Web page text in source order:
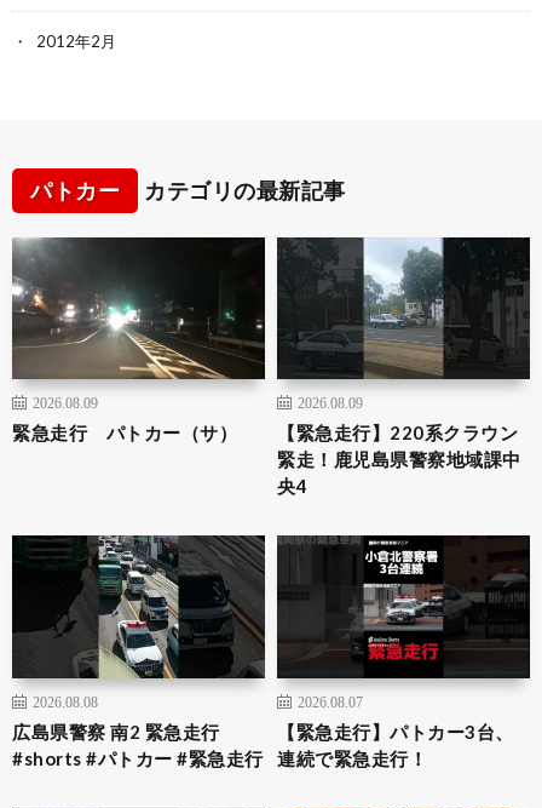
2012年2月
パトカー カテゴリの最新記事
2026.08.09
緊急走行 パトカー（サ）
2026.08.09
【緊急走行】220系クラウン
緊走！鹿児島県警察地域課中
央4
2026.08.08
広島県警察 南2 緊急走行
#shorts #パトカー #緊急走行
2026.08.07
【緊急走行】パトカー3台、
連続で緊急走行！